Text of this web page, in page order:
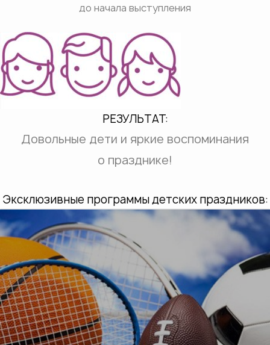
до начала выступления
РЕЗУЛЬТАТ:
Довольные дети и яркие воспоминания
о празднике!
Эксклюзивные программы детских праздников: